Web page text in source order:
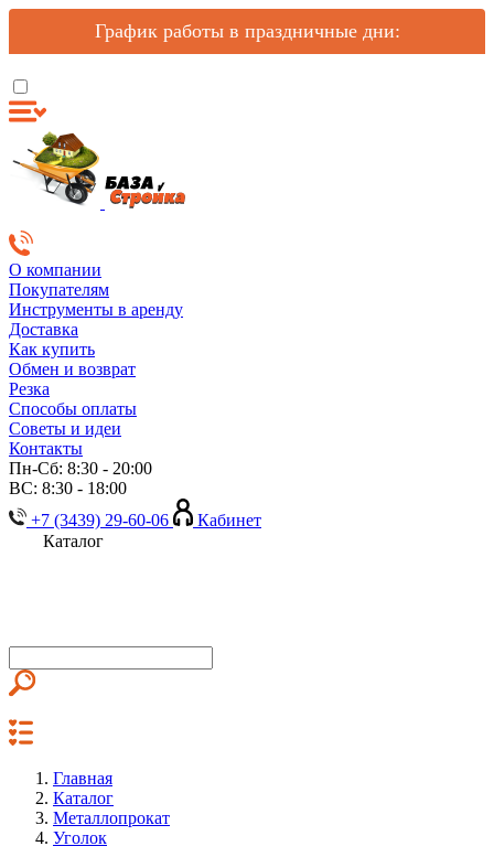
График работы в праздничные дни:
О компании
Покупателям
Инструменты в аренду
Доставка
Как купить
Обмен и возврат
Резка
Способы оплаты
Советы и идеи
Контакты
Пн-Сб: 8:30 - 20:00
ВС: 8:30 - 18:00
+7 (3439) 29-60-06
Кабинет
Каталог
Главная
Каталог
Металлопрокат
Уголок